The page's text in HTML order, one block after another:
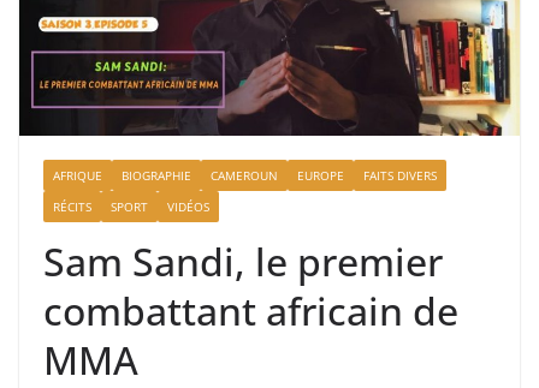
AFRIQUE BIOGRAPHIE CAMEROUN EUROPE
FAITS DIVERS
RÉCITS
SPORT VIDÉOS
Sam Sandi, le premier
combattant africain de
MMA